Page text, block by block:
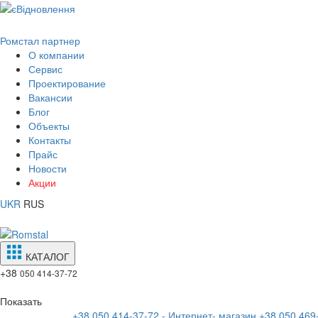
Ромстал партнер
О компании
Сервис
Проектирование
Вакансии
Блог
Объекты
Контакты
Прайс
Новости
Акции
UKR RUS
КАТАЛОГ
+38 050 414-37-72
Показать
+38 050 414-37-72 - Интернет- магазин +38 050